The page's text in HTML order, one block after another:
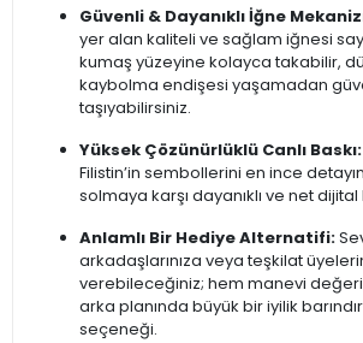
Güvenli & Dayanıklı İğne
yer alan kaliteli ve sağlam iğnesi
kumaş yüzeyine kolayca takabilir,
kaybolma endişesi yaşamadan
taşıyabilirsiniz.
Yüksek Çözünürlüklü Canlı Baskı:
Filistin’in sembollerini en ince
solmaya karşı dayanıklı ve net dijital
Anlamlı Bir Hediye Alternatifi:
arkadaşlarınıza veya teşkilat
verebileceğiniz; hem manevi
arka planında büyük bir iyilik
seçeneği.